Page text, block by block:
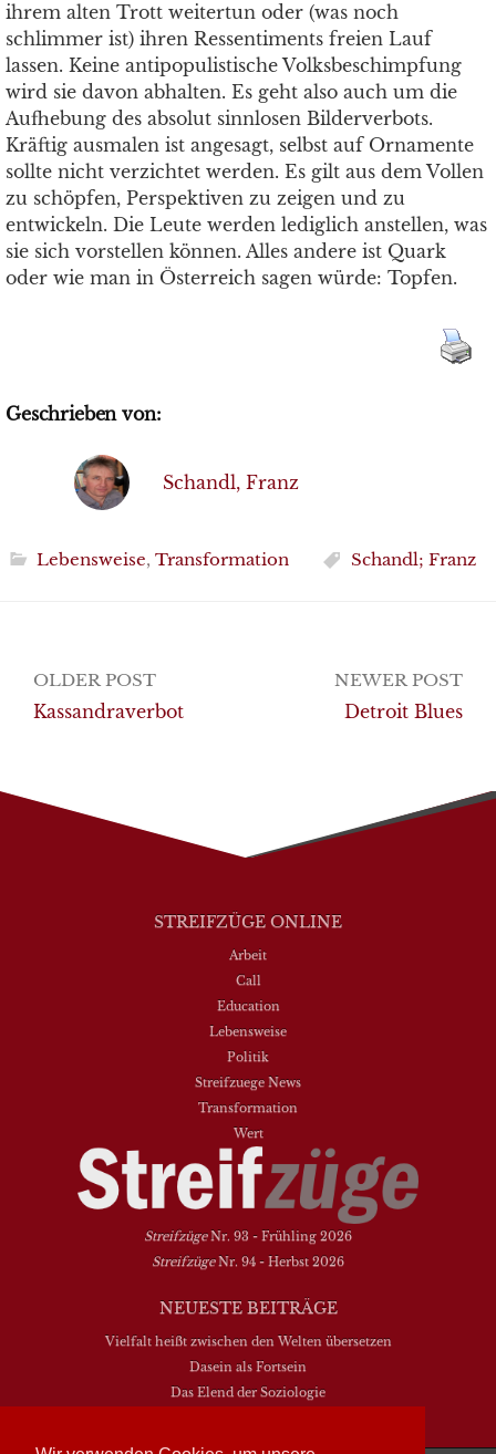
ihrem alten Trott weitertun oder (was noch
schlimmer ist) ihren Ressentiments freien Lauf
lassen. Keine antipopulistische Volksbeschimpfung
wird sie davon abhalten. Es geht also auch um die
Aufhebung des absolut sinnlosen Bilderverbots.
Kräftig ausmalen ist angesagt, selbst auf Ornamente
sollte nicht verzichtet werden. Es gilt aus dem Vollen
zu schöpfen, Perspektiven zu zeigen und zu
entwickeln. Die Leute werden lediglich anstellen, was
sie sich vorstellen können. Alles andere ist Quark
oder wie man in Österreich sagen würde: Topfen.
Geschrieben von:
Schandl, Franz
Lebensweise, Transformation Schandl; Franz
Post
navigation
OLDER POST
Kassandraverbot
NEWER POST
Detroit Blues
STREIFZÜGE ONLINE
Arbeit
Call
Education
Lebensweise
Politik
Streifzuege News
Transformation
Wert
StreifzügeNr. 93 - Frühling 2026
StreifzügeNr. 94 - Herbst 2026
NEUESTE BEITRÄGE
Vielfalt heißt zwischen den Welten übersetzen
Dasein als Fortsein
Das Elend der Soziologie